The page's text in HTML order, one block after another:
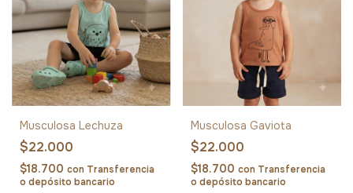
Musculosa Lechuza
$22.000
$18.700 con Transferencia
o depósito bancario
Musculosa Gaviota
$22.000
$18.700 con Transferencia
o depósito bancario